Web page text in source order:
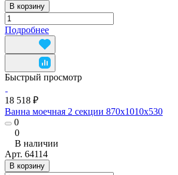
В корзину
Подробнее
Быстрый просмотр
18 518 ₽
Ванна моечная 2 секции 870x1010x530
0
0
В наличии
Арт. 64114
В корзину